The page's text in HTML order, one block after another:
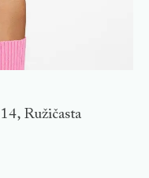
Ružičasta